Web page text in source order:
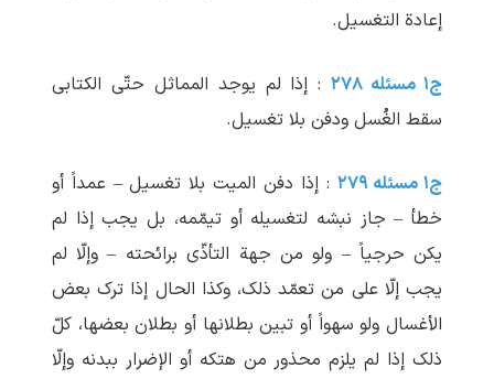
إعادة التغسیل.
ج۱ مسئله ۲۷۸
: إذا لم ‏یوجد المماثل حتّی الکتابی
سقط الغُسل ودفن بلا تغسیل.
ج۱ مسئله ۲۷۹
: إذا دفن المیت بلا تغسیل – عمداً أو
خطأ – جاز نبشه لتغسیله أو تیمّمه، بل یجب إذا لم
‏یکن حرجیاً – ولو من جهة التأذّی برائحته – وإلّا لم
یجب إلّا علی من تعمّد ذلک، وکذا الحال إذا ترک بعض
الأغسال ولو سهواً أو تبین بطلانها أو بطلان بعضها، کلّ
ذلک إذا لم‏ یلزم محذور من هتکه أو الإضرار ببدنه وإلّا